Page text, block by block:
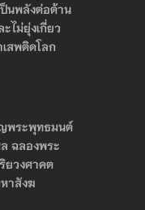
นพลังต่อต้าน
ไม่ยุ่งเกี่ยว
สพติดโลก
พระพุทธมนต์
ฉลองพระ
ยวงศาคต
าสังฆ